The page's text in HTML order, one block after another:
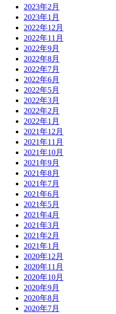
2023年2月
2023年1月
2022年12月
2022年11月
2022年9月
2022年8月
2022年7月
2022年6月
2022年5月
2022年3月
2022年2月
2022年1月
2021年12月
2021年11月
2021年10月
2021年9月
2021年8月
2021年7月
2021年6月
2021年5月
2021年4月
2021年3月
2021年2月
2021年1月
2020年12月
2020年11月
2020年10月
2020年9月
2020年8月
2020年7月